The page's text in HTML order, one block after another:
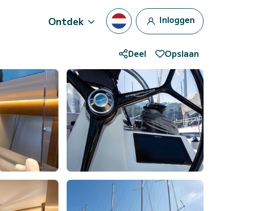
Ontdek Inloggen
Deel Opslaan